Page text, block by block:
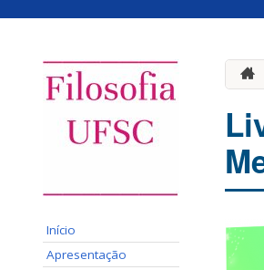
Início
Apresentação